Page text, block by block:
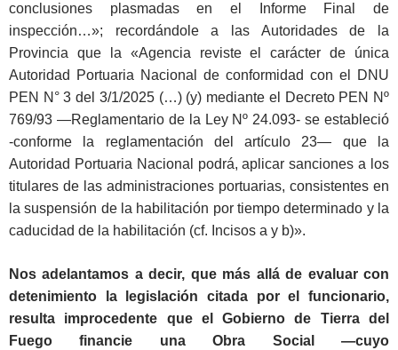
conclusiones plasmadas en el Informe Final de
inspección…»; recordándole a las Autoridades de la
Provincia que la «Agencia reviste el carácter de única
Autoridad Portuaria Nacional de conformidad con el DNU
PEN N° 3 del 3/1/2025 (…) (y) mediante el Decreto PEN Nº
769/93 ―Reglamentario de la Ley Nº 24.093- se estableció
-conforme la reglamentación del artículo 23― que la
Autoridad Portuaria Nacional podrá, aplicar sanciones a los
titulares de las administraciones portuarias, consistentes en
la suspensión de la habilitación por tiempo determinado y la
caducidad de la habilitación (cf. Incisos a y b)».
Nos adelantamos a decir, que más allá de evaluar con
detenimiento la legislación citada por el funcionario,
resulta improcedente que el Gobierno de Tierra del
Fuego financie una Obra Social ―cuyo